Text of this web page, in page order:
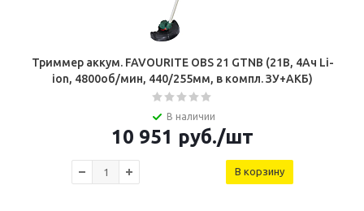
Триммер аккум. FAVOURITE OBS 21 GTNB (21В, 4Ач Li-
ion, 4800об/мин, 440/255мм, в компл. ЗУ+АКБ)
В наличии
10 951 руб./шт
В корзину